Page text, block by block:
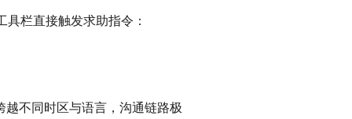
栏直接触发求助指令：
不同时区与语言，沟通链路极